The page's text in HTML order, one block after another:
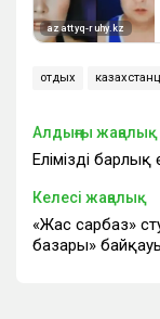
отдых
Алдыңғы жаңалық
Еліміздің
Келесі жаңалық
«Жас сарбаз»
базары»